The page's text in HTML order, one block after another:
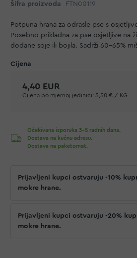
Šifra proizvoda FTN00119
Potpuna hrana za odrasle pse s
Posebno prikladna za pse osjetljive na
dodane soje ili bojila. Sadrži 60-65%
4,40 EUR
Cijena po mjernoj jedinici: 5,50 € / KG
Očekivana isporuka 3-5 radnih dana.
Dostava na kućnu adresu.
Dostava na paketomat.
Prijavljeni kupci ostvaruju -10%
mokre hrane.
Prijavljeni kupci ostvaruju -20%
mokre hrane.